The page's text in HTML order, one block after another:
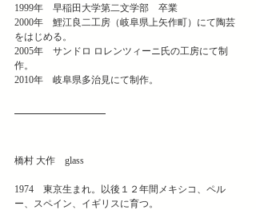
1999年　早稲田大学第二文学部　卒業
2000年　鯉江良二工房（岐阜県上矢作町）にて陶芸
をはじめる。
2005年　サンドロ ロレンツィーニ氏の工房にて制
作。
2010年　岐阜県多治見にて制作。
橋村 大作　glass
1974　東京生まれ。以後１２年間メキシコ、ペル
ー、スペイン、イギリスに育つ。